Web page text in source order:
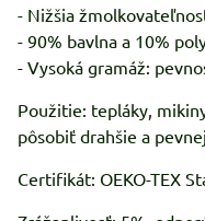
- Nižšia
- 90% bavlna a 10%
- Vysoká gramáž:
Použitie: tepláky,
pôsobiť drahšie a
Certifikát: OEKO-TEX